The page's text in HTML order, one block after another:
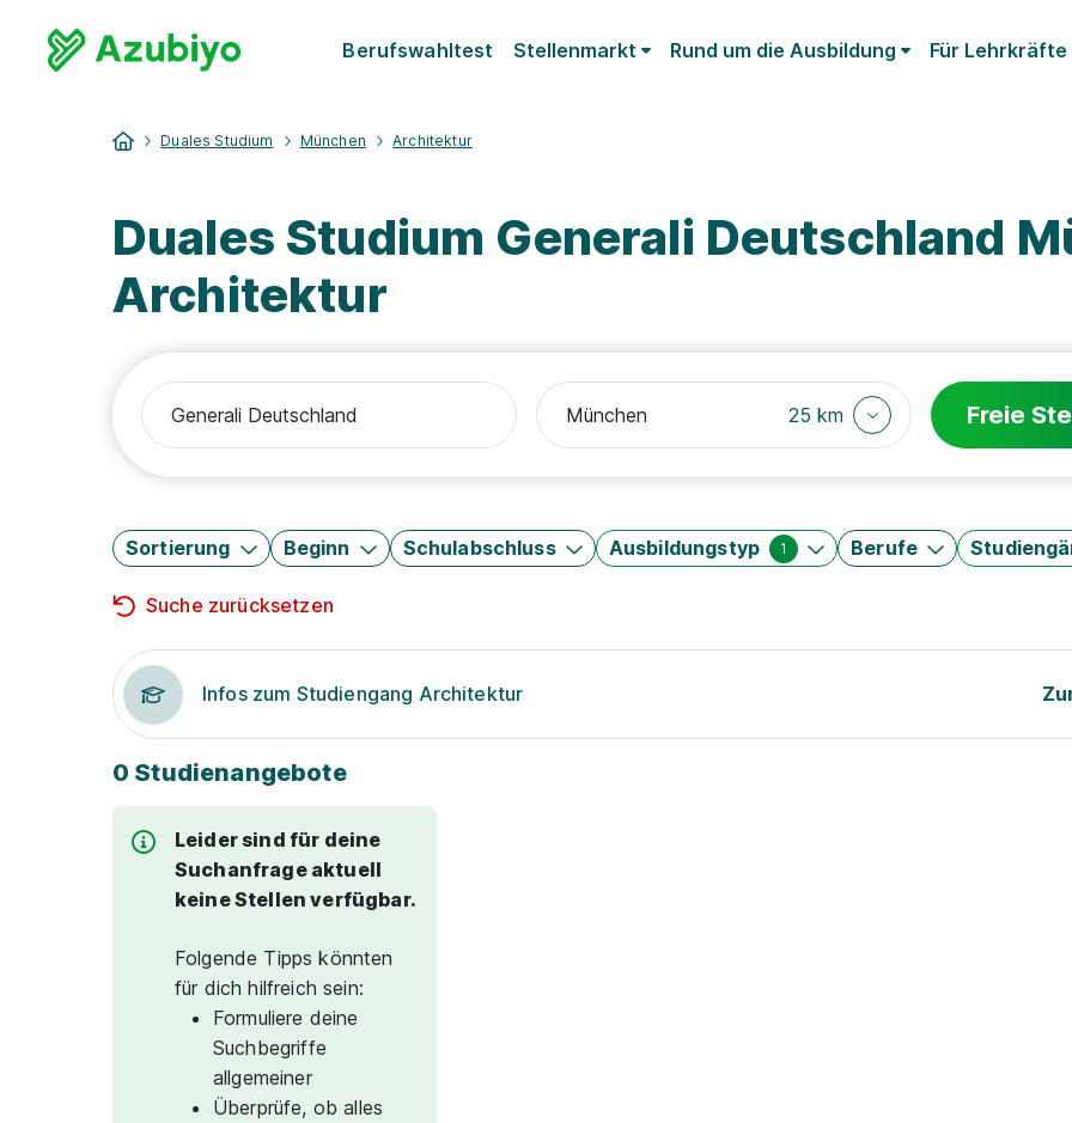
Berufswahltest Stellenmarkt Rund um die Ausbildung Für Lehrkräfte
Duales Studium München Architektur
Duales Studium Generali Deutschland
Architektur
25 km Freie
Sortierung Beginn Schulabschluss Ausbildungstyp 1 Berufe
Suche zurücksetzen
Infos zum Studiengang Architektur
0 Studienangebote
Leider sind für deine
Suchanfrage aktuell
keine Stellen verfügbar.
Folgende Tipps könnten
für dich hilfreich sein:
Formuliere deine
Suchbegriffe
allgemeiner
Überprüfe, ob alles